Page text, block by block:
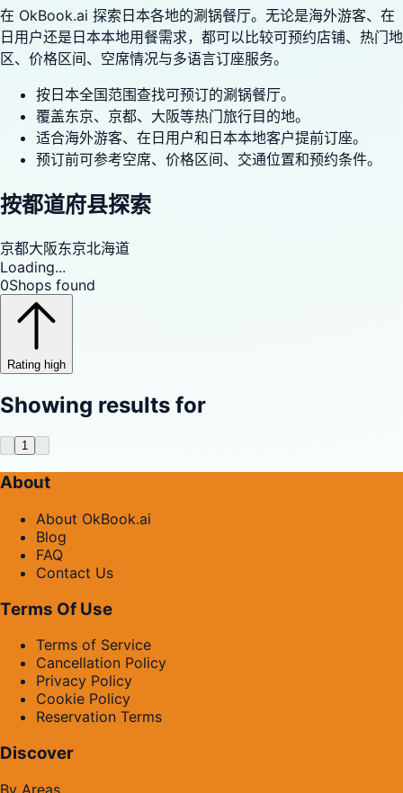
在 OkBook.ai 探索日本各地的涮锅餐厅。无论是海外游客、在
日用户还是日本本地用餐需求，都可以比较可预约店铺、热门地
区、价格区间、空席情况与多语言订座服务。
按日本全国范围查找可预订的涮锅餐厅。
覆盖东京、京都、大阪等热门旅行目的地。
适合海外游客、在日用户和日本本地客户提前订座。
预订前可参考空席、价格区间、交通位置和预约条件。
按都道府县探索
京都大阪东京北海道
Loading...
0Shops found
Rating high
Showing results for
1
About
About OkBook.ai
Blog
FAQ
Contact Us
Terms Of Use
Terms of Service
Cancellation Policy
Privacy Policy
Cookie Policy
Reservation Terms
Discover
By Areas